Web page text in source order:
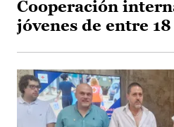
Cooperación
jóvenes de entre